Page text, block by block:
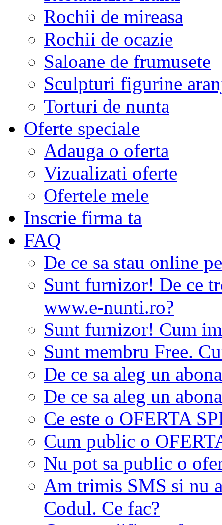
Rochii de mireasa
Rochii de ocazie
Saloane de frumusete
Sculpturi figurine
Torturi de nunta
Oferte speciale
Adauga o oferta
Vizualizati oferte
Ofertele mele
Inscrie firma ta
FAQ
De ce sa stau online
Sunt furnizor! De ce
www.e-nunti.ro?
Sunt furnizor! Cum
Sunt membru Free.
De ce sa aleg un
De ce sa aleg un
Ce este o OFERTA
Cum public o
Nu pot sa public o
Am trimis SMS si nu
Codul. Ce fac?